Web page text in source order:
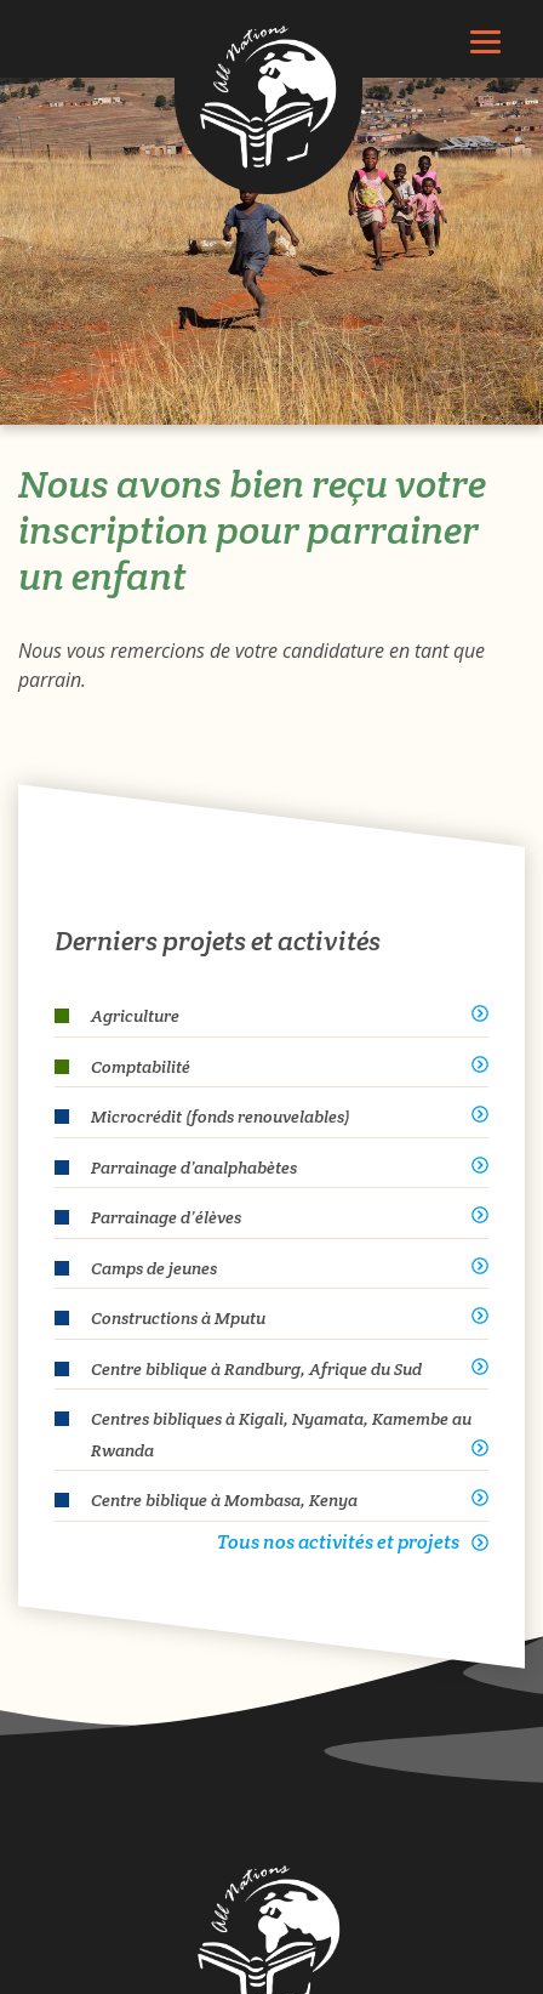
Nous avons bien reçu votre
inscription pour parrainer
un enfant
Nous vous remercions de votre candidature en tant que
parrain.
Derniers projets et activités
Agriculture
Comptabilité
Microcrédit (fonds renouvelables)
Parrainage d’analphabètes
Parrainage d’élèves
Camps de jeunes
Constructions à Mputu
Centre biblique à Randburg, Afrique du Sud
Centres bibliques à Kigali, Nyamata, Kamembe au
Rwanda
Centre biblique à Mombasa, Kenya
Tous nos activités et projets